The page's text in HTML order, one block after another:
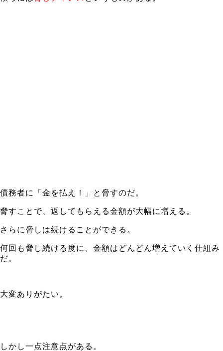
債務者に「金を払え！」と脅すのだ。
脅すことで、返してもらえる金額が大幅に増える。
さらに脅しは続けることができる。
何回も脅し続ける度に、金額はどんどん増えていく仕組み
だ。
大変ありがたい。
しかし一点注意点がある。